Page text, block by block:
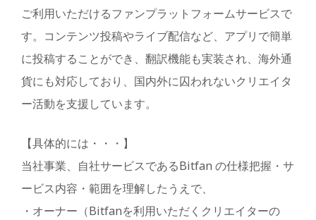
ご利用いただけるファンプラットフォームサービスで
す。コンテンツ投稿やライブ配信など、アプリで簡単
に投稿することができ、翻訳機能も実装され、海外通
貨にも対応しており、国内外に囚われないクリエイタ
ー活動を支援しています。
【具体的には・・・】
当社事業、自社サービスであるBitfan の仕様把握・サ
ービス内容・範囲を理解したうえで、
・オーナー（Bitfanを利用いただくクリエイターの